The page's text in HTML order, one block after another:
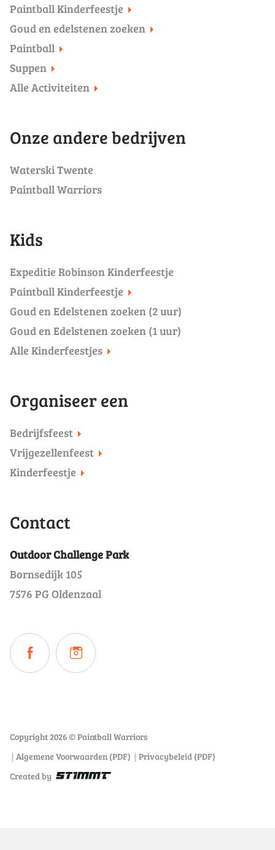
Paintball Kinderfeestje
Goud en edelstenen zoeken
Paintball
Suppen
Alle Activiteiten
Onze andere bedrijven
Waterski Twente
Paintball Warriors
Kids
Expeditie Robinson Kinderfeestje
Paintball Kinderfeestje
Goud en Edelstenen zoeken (2 uur)
Goud en Edelstenen zoeken (1 uur)
Alle Kinderfeestjes
Organiseer een
Bedrijfsfeest
Vrijgezellenfeest
Kinderfeestje
Contact
Outdoor Challenge Park
Bornsedijk 105
7576 PG Oldenzaal
Copyright 2026 © Paintball Warriors
Algemene Voorwaarden (PDF)
Privacybeleid (PDF)
Created by